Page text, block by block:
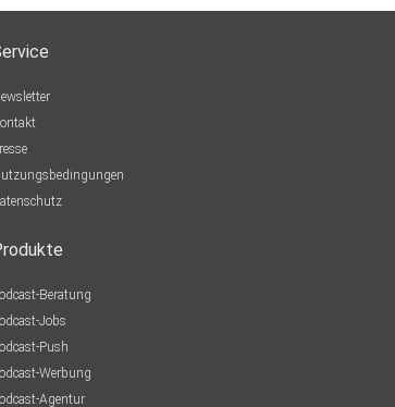
Beratung
Jobs
Push
Werbung
Agentur